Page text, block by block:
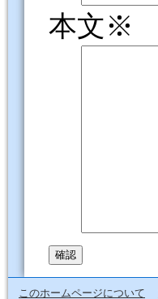
本文※
このホームページについて